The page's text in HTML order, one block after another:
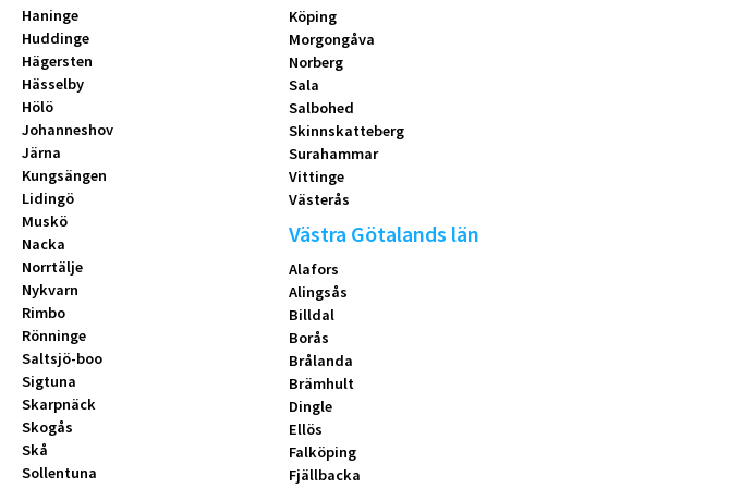
Haninge
Huddinge
Hägersten
Hässelby
Hölö
Johanneshov
Järna
Kungsängen
Lidingö
Muskö
Nacka
Norrtälje
Nykvarn
Rimbo
Rönninge
Saltsjö-boo
Sigtuna
Skarpnäck
Skogås
Skå
Sollentuna
Köping
Morgongåva
Norberg
Sala
Salbohed
Skinnskatteberg
Surahammar
Vittinge
Västerås
Västra Götalands län
Alafors
Alingsås
Billdal
Borås
Brålanda
Brämhult
Dingle
Ellös
Falköping
Fjällbacka